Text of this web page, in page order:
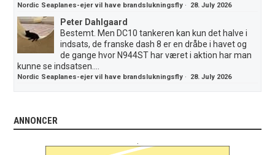
Nordic Seaplanes-ejer vil have brandslukningsfly · 28. July 2026
Peter Dahlgaard
Bestemt. Men DC10 tankeren kan kun det halve i
indsats, de franske dash 8 er en dråbe i havet og
de gange hvor N944ST har været i aktion har man
kunne se indsatsen....
Nordic Seaplanes-ejer vil have brandslukningsfly · 28. July 2026
ANNONCER